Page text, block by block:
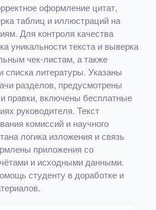
оформление цитат,
таблиц и иллюстраций на
Для контроля качества
уникальности текста и выверка
чек-листам, а также
списка литературы. Указаны
разделов, предусмотрены
правки, включены бесплатные
руководителя. Текст
комиссий и научного
логика изложения и связь
приложения со
и исходными данными.
студенту в доработке и